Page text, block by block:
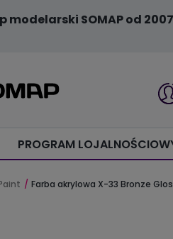
modelarski SOMAP od
PROGRAM
Farba akrylowa X-33 Bronze